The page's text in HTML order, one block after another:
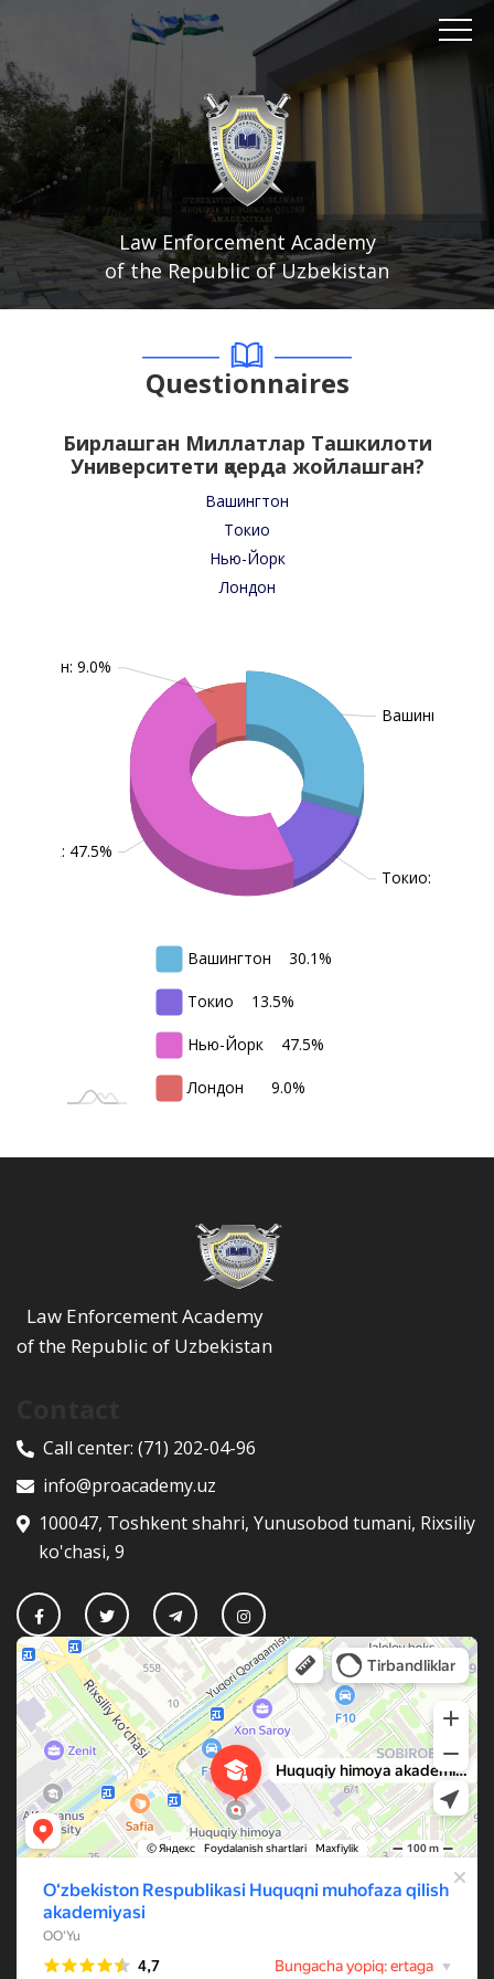
Law Enforcement Academy
of the Republic of Uzbekistan
Questionnaires
Бирлашган Миллатлар Ташкилоти
Университети қаерда жойлашган?
Вашингтон
Токио
Нью-Йорк
Лондон
Вашингтон:
Токио: 13.5%
Йорк: 47.5%
Лондон: 9.0%
Вашингтон 30.1%
Токио 13.5%
Нью-Йорк 47.5%
Лондон 9.0%
Law Enforcement Academy
of the Republic of Uzbekistan
Call center: (71) 202-04-96
info@proacademy.uz
100047, Toshkent shahri, Yunusobod tumani, Rixsiliy
ko'chasi, 9